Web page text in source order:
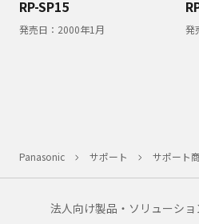
RP-SP15
発売日： 2000年1月 発
Panasonic サポート サポート
法人向け製品・ソリューショ